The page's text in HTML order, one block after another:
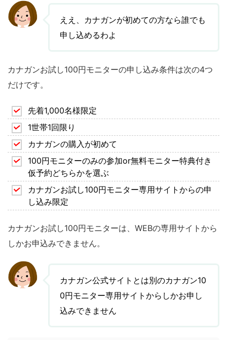
ええ、カナガンが初めての方なら誰でも
申し込めるわよ
カナガンお試し100円モニターの申し込み条件は次の4つ
だけです。
先着1,000名様限定
1世帯1回限り
カナガンの購入が初めて
100円モニターのみの参加or無料モニター特典付き
仮予約どちらかを選ぶ
カナガンお試し100円モニター専用サイトからの申
し込み限定
カナガンお試し100円モニターは、WEBの専用サイトから
しかお申込みできません。
カナガン公式サイトとは別のカナガン10
0円モニター専用サイトからしかお申し
込みできません